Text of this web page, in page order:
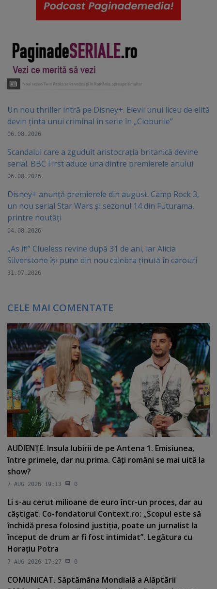
Un nou thriller intră pe Disney+. Elevii unui liceu de elită
devin ținta unui criminal în serie în „Cioburile”
06.08.2026
Scandalul care a zguduit aristocrația britanică devine
serial. BBC First aduce una dintre premierele anului
06.08.2026
Disney+ anunță premierele din august. Camp Rock 3,
un nou serial Star Wars și sezonul 14 din Futurama,
printre noutăți
04.08.2026
„As if!” Clueless revine după 31 de ani, iar Alicia
Silverstone își pune din nou celebra ținută în carouri
31.07.2026
CELE MAI COMENTATE
AUDIENŢE. Insula Iubirii de pe Antena 1. Emisiunea,
între primele, dar nu prima. Câţi români se mai uită la
show?
7 AUG 2026 19:13 0
Li s-au cerut milioane de euro într-un proces, dar au
câştigat. Co-fondatorul Context.ro: „Scopul este să
închidă presa folosind justiţia, poate un jurnalist la
început de drum ar fi fost intimidat”. Legătura cu
Horaţiu Potra
7 AUG 2026 17:27 0
COMUNICAT. Săptămâna Mondială a Alăptării